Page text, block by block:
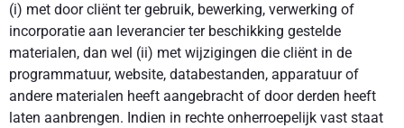
(i) met door cliënt ter gebruik, bewerking, verwerking of
incorporatie aan leverancier ter beschikking gestelde
materialen, dan wel (ii) met wijzigingen die cliënt in de
programmatuur, website, databestanden, apparatuur of
andere materialen heeft aangebracht of door derden heeft
laten aanbrengen. Indien in rechte onherroepelijk vast staat